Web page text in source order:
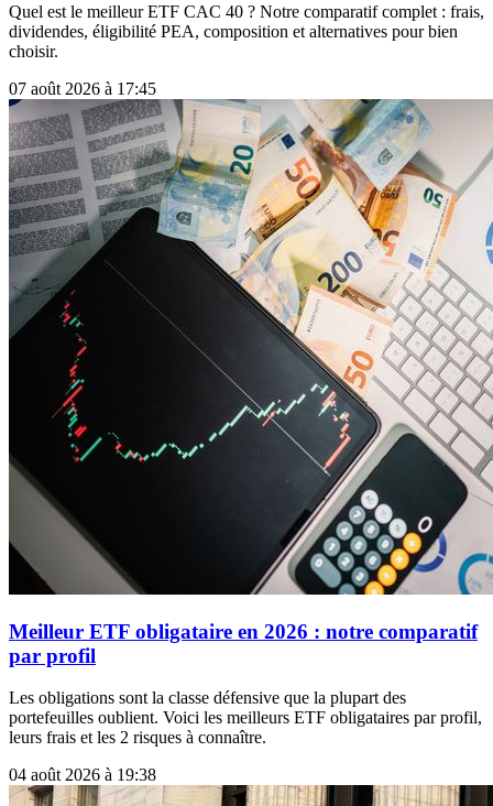
Quel est le meilleur ETF CAC 40 ? Notre comparatif complet : frais,
dividendes, éligibilité PEA, composition et alternatives pour bien
choisir.
07 août 2026 à 17:45
Meilleur ETF obligataire en 2026 : notre comparatif
par profil
Les obligations sont la classe défensive que la plupart des
portefeuilles oublient. Voici les meilleurs ETF obligataires par profil,
leurs frais et les 2 risques à connaître.
04 août 2026 à 19:38